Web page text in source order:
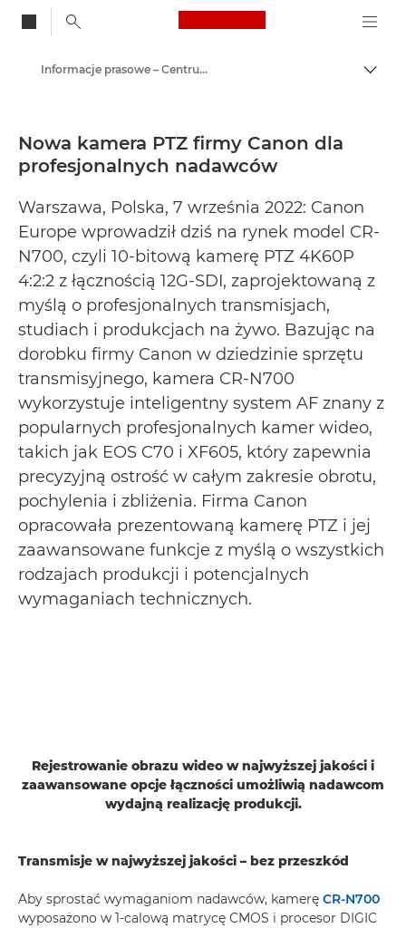
Canon Logo, back
Centrum prasowe
Informacje prasowe – Centrum Prasowe Canon
Nowa kamera PTZ firmy Canon dla
profesjonalnych nadawców
Warszawa, Polska, 7 września 2022: Canon
Europe wprowadził dziś na rynek model CR-
N700, czyli 10-bitową kamerę PTZ 4K60P
4:2:2 z łącznością 12G-SDI, zaprojektowaną z
myślą o profesjonalnych transmisjach,
studiach i produkcjach na żywo. Bazując na
dorobku firmy Canon w dziedzinie sprzętu
transmisyjnego, kamera CR-N700
wykorzystuje inteligentny system AF znany z
popularnych profesjonalnych kamer wideo,
takich jak EOS C70 i XF605, który zapewnia
precyzyjną ostrość w całym zakresie obrotu,
pochylenia i zbliżenia. Firma Canon
opracowała prezentowaną kamerę PTZ i jej
zaawansowane funkcje z myślą o wszystkich
rodzajach produkcji i potencjalnych
wymaganiach technicznych.
Rejestrowanie obrazu wideo w najwyższej jakości i
zaawansowane opcje łączności umożliwią nadawcom
wydajną realizację produkcji.
Transmisje w najwyższej jakości – bez przeszkód
Aby sprostać wymaganiom nadawców, kamerę CR-N700
wyposażono w 1-calową matrycę CMOS i procesor DIGIC